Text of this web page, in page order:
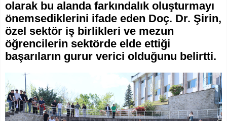
olarak bu alanda farkındalık oluşturmayı
önemsediklerini ifade eden Doç. Dr. Şirin,
özel sektör iş birlikleri ve mezun
öğrencilerin sektörde elde ettiği
başarıların gurur verici olduğunu belirtti.